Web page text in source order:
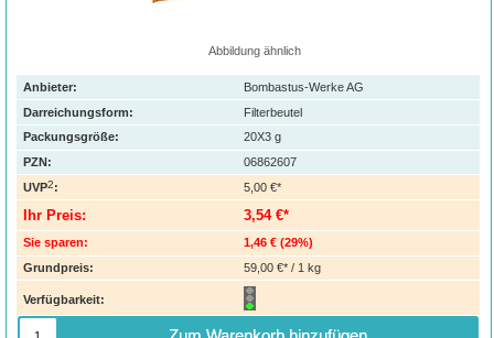
Abbildung ähnlich
Anbieter:
Bombastus-Werke AG
Darreichungsform:
Filterbeutel
Packungsgröße:
20X3 g
PZN:
06862607
UVP2: 5,00 €*
Ihr Preis: 3,54 €*
Sie sparen: 1,46 € (29%)
Grundpreis:
59,00 €* / 1 kg
Verfügbarkeit: